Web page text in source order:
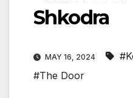
Shkodra
MAY 16, 2024
#The Door